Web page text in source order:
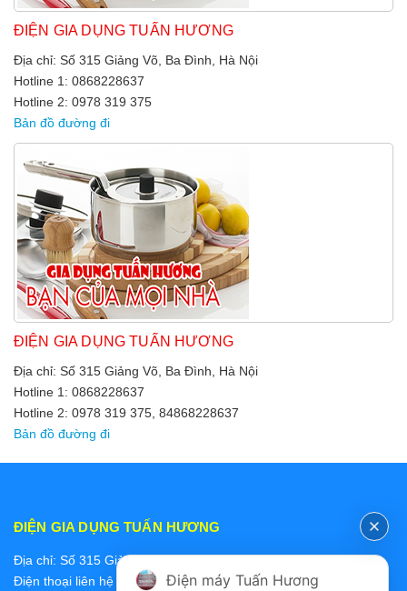
ĐIỆN GIA DỤNG TUẤN HƯƠNG
Địa chỉ: Số 315 Giảng Võ, Ba Đình, Hà Nội
Hotline 1: 0868228637
Hotline 2: 0978 319 375
Bản đồ đường đi
ĐIỆN GIA DỤNG TUẤN HƯƠNG
Địa chỉ: Số 315 Giảng Võ, Ba Đình, Hà Nội
Hotline 1: 0868228637
Hotline 2: 0978 319 375, 84868228637
Bản đồ đường đi
ĐIỆN GIA DỤNG TUẤN HƯƠNG
Địa chỉ: Số 315 Giảng Võ, Ba Đình, Hà Nội
Điện thoại liên hệ các bộ phận:Điện máy Tuấn Hương